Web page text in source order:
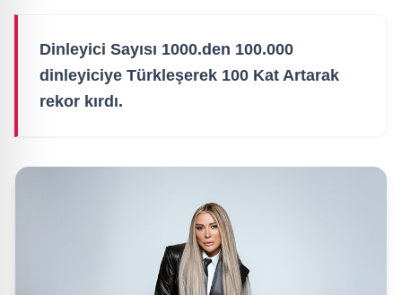
Dinleyici Sayısı 1000.den 100.000
dinleyiciye Türkleşerek 100 Kat Artarak
rekor kırdı.